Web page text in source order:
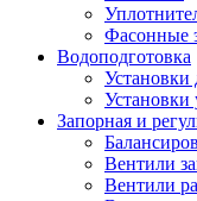
Фасонные
Водоподготовка
Установки
Установки
Запорная и
Вентили
Вентили